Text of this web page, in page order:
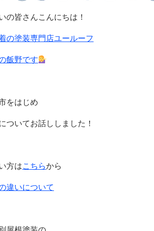
の皆さんこんにちは！
の塗装専門店ユールーフ
飯野です
をはじめ
ついてお話ししました！
方はこちらから
違いについて